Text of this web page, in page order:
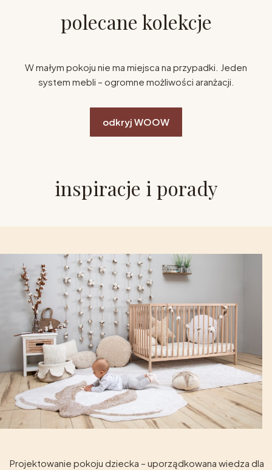
polecane kolekcje
W małym pokoju nie ma miejsca na przypadki. Jeden
system mebli – ogromne możliwości aranżacji.
odkryj WOOW
inspiracje i porady
Projektowanie pokoju dziecka – uporządkowana wiedza dla